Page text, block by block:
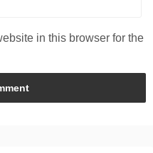
in this browser for the